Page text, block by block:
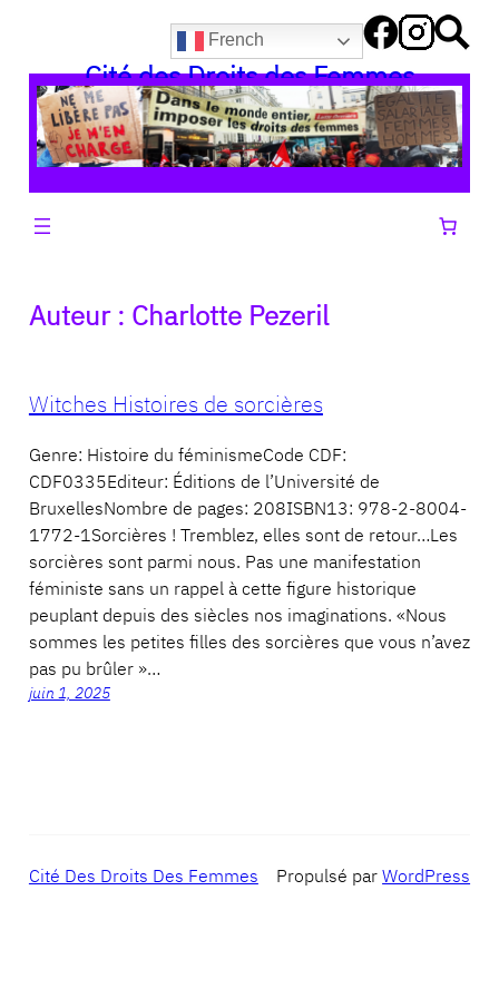
contenu
French
Cité des Droits des Femmes
Auteur : Charlotte Pezeril
Witches Histoires de sorcières
Genre: Histoire du féminismeCode CDF:
CDF0335Editeur: Éditions de l’Université de
BruxellesNombre de pages: 208ISBN13: 978-2-8004-
1772-1Sorcières ! Tremblez, elles sont de retour…Les
sorcières sont parmi nous. Pas une manifestation
féministe sans un rappel à cette figure historique
peuplant depuis des siècles nos imaginations. «Nous
sommes les petites filles des sorcières que vous n’avez
pas pu brûler »…
juin 1, 2025
Cité Des Droits Des Femmes Propulsé parWordPress